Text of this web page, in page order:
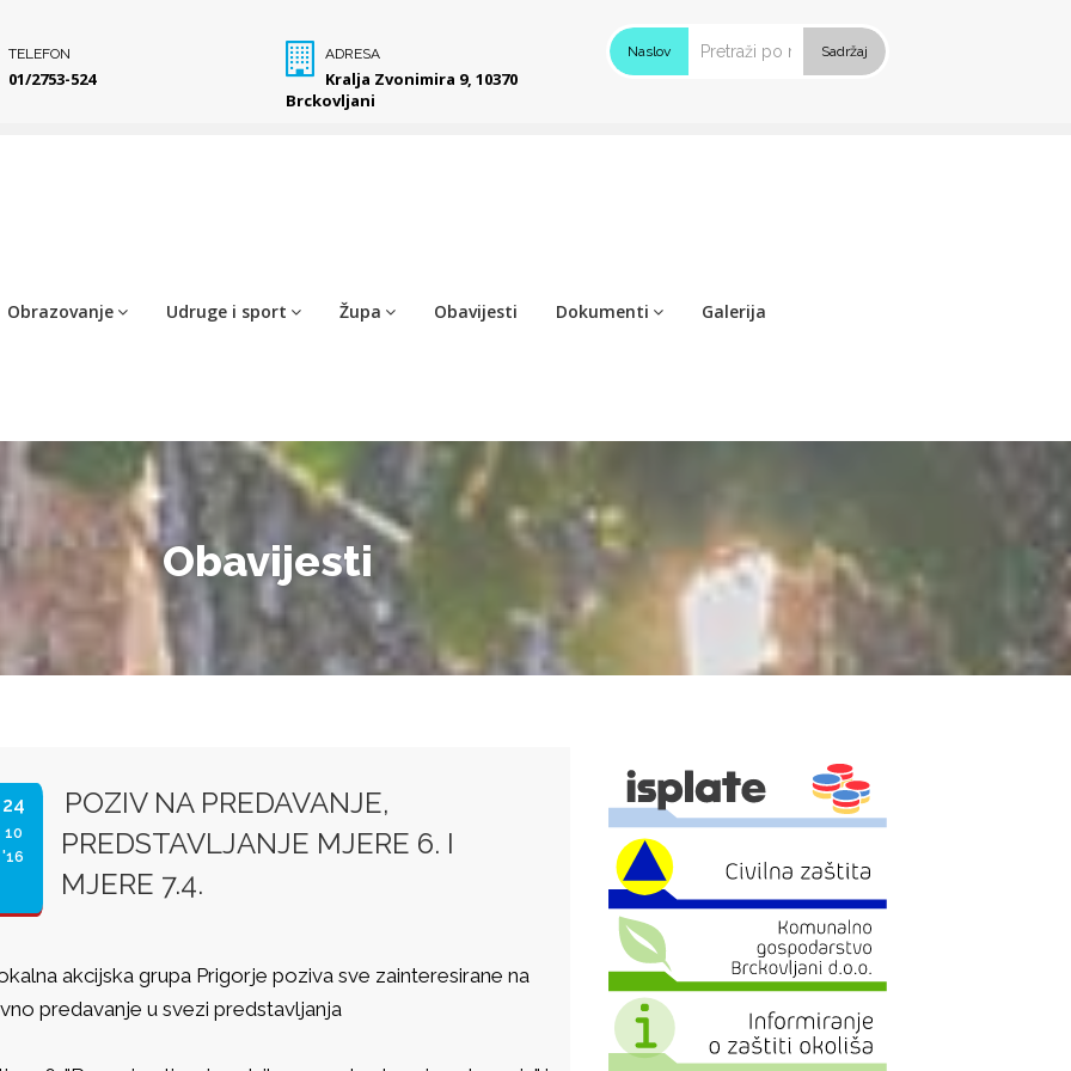
TELEFON
01/2753-524
ADRESA
Kralja Zvonimira 9, 10370
Brckovljani
Naslov Sadržaj
Obrazovanje Udruge i sport Župa Obavijesti Dokumenti Galerija
Obavijesti
24
10
'16
POZIV NA PREDAVANJE,
PREDSTAVLJANJE MJERE 6. I
MJERE 7.4.
akcijska grupa Prigorje poziva sve zainteresirane na
predavanje u svezi predstavljanja